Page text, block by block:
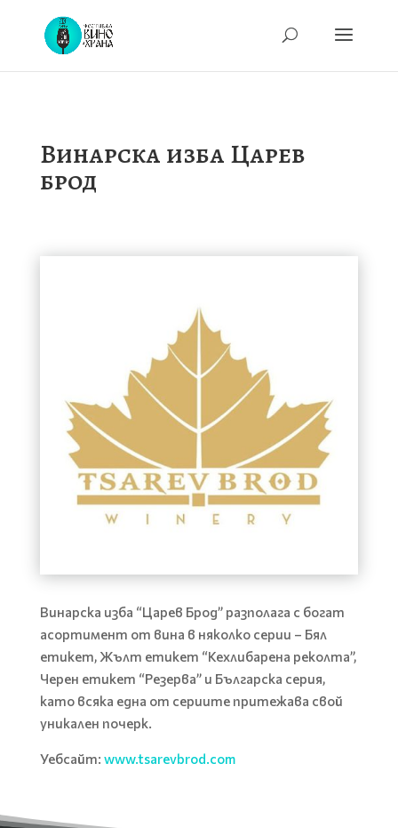
Винарска изба Царев
брод
Винарска изба “Царев Брод” разполага с богат
асортимент от вина в няколко серии – Бял
етикет, Жълт етикет “Кехлибарена реколта”,
Черен етикет “Резерва” и Българска серия,
като всяка една от сериите притежава свой
уникален почерк.
Уебсайт: www.tsarevbrod.com